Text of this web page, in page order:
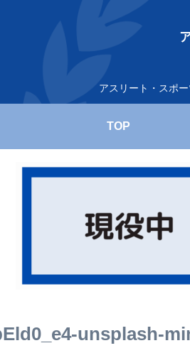
アスリート・スポ
TOP
unsplash-